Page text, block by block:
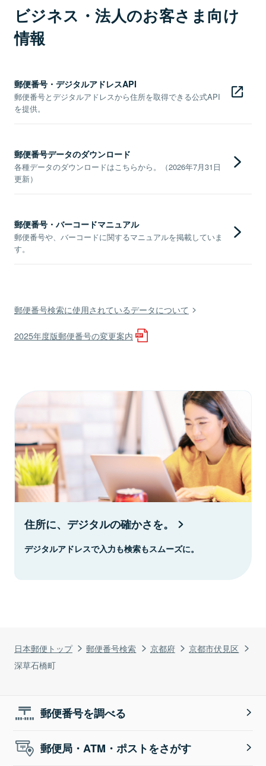
日本郵便トップ 郵便番号検索 京都府
京都市伏見区
深草石橋町
ビジネス・法人のお客さま向け
情報
郵便番号・デジタルアドレスAPI
郵便番号とデジタルアドレスから住所を取得できる公式API
を提供。
郵便番号データのダウンロード
各種データのダウンロードはこちらから。（2026年7月31日
更新）
郵便番号・バーコードマニュアル
郵便番号や、バーコードに関するマニュアルを掲載していま
す。
郵便番号検索に使用されているデータについて
2025年度版郵便番号の変更案内
住所に、デジタルの確かさを。
デジタルアドレスで入力も検索もスムーズに。
郵便番号を調べる
郵便局・ATM・ポストをさがす